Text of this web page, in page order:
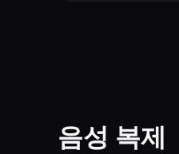
음성 복제